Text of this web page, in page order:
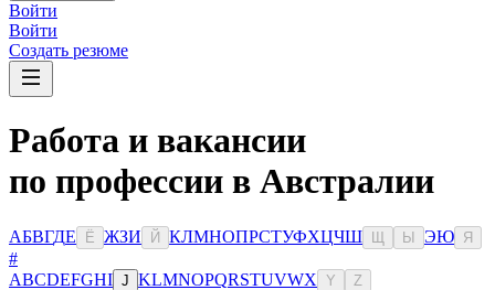
Войти
Войти
Создать резюме
Работа и вакансии
по профессии в Австралии
АБВГДЕ Ё ЖЗИ Й КЛМНОПРСТУФХЦЧШ Ы ЭЮ Я
#
ABCDEFGHI J KLMNOPQRSTUVWX Y Z